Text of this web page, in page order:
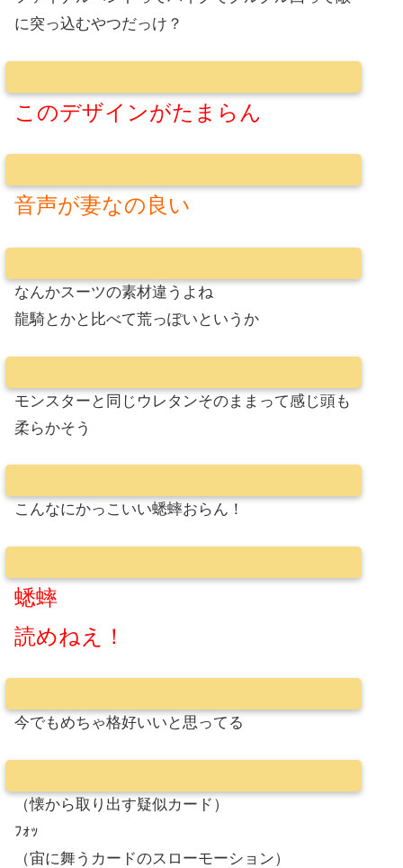
に突っ込むやつだっけ？
このデザインがたまらん
音声が妻なの良い
なんかスーツの素材違うよね
龍騎とかと比べて荒っぽいというか
モンスターと同じウレタンそのままって感じ頭も
柔らかそう
こんなにかっこいい蟋蟀おらん！
蟋蟀
読めねえ！
今でもめちゃ格好いいと思ってる
（懐から取り出す疑似カード）
ﾌｫｯ
（宙に舞うカードのスローモーション）